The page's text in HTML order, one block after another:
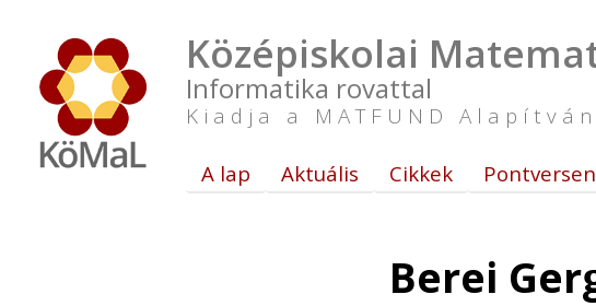
Középiskolai
Informatika rovattal
Kiadja a MATFUND
A lap Aktuális Cikkek
Berei